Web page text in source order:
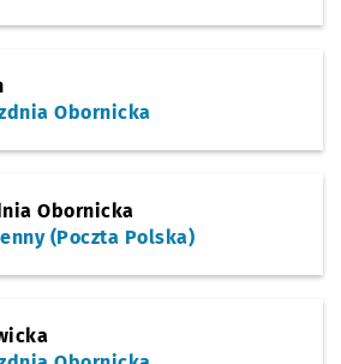
Obornicka
Obornicka
(Poczta Polska)